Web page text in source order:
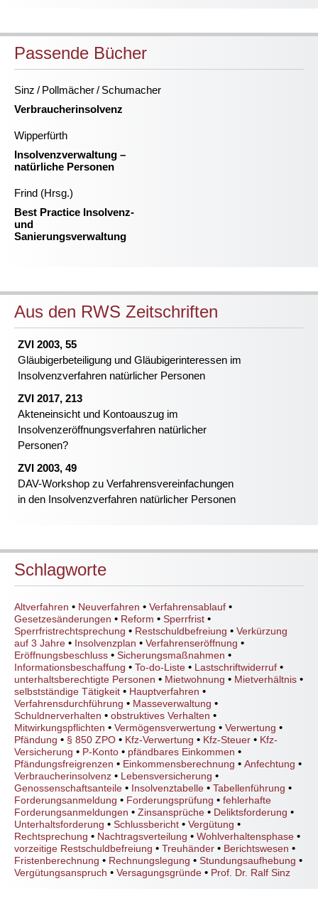
Passende Bücher
Sinz / Pollmächer / Schumacher
Verbraucherinsolvenz
Wipperfürth
Insolvenzverwaltung –
natürliche Personen
Frind (Hrsg.)
Best Practice Insolvenz-
und
Sanierungsverwaltung
Aus den RWS Zeitschriften
ZVI 2003, 55
Gläubigerbeteiligung und Gläubigerinteressen im
Insolvenzverfahren natürlicher Personen
ZVI 2017, 213
Akteneinsicht und Kontoauszug im
Insolvenzeröffnungsverfahren natürlicher
Personen?
ZVI 2003, 49
DAV-Workshop zu Verfahrensvereinfachungen
in den Insolvenzverfahren natürlicher Personen
Schlagworte
Altverfahren • Neuverfahren • Verfahrensablauf •
Gesetzesänderungen • Reform • Sperrfrist •
Sperrfristrechtsprechung • Restschuldbefreiung • Verkürzung
auf 3 Jahre • Insolvenzplan • Verfahrenseröffnung •
Eröffnungsbeschluss • Sicherungsmaßnahmen •
Informationsbeschaffung • To-do-Liste • Lastschriftwiderruf •
unterhaltsberechtigte Personen • Mietwohnung • Mietverhältnis •
selbstständige Tätigkeit • Hauptverfahren •
Verfahrensdurchführung • Masseverwaltung •
Schuldnerverhalten • obstruktives Verhalten •
Mitwirkungspflichten • Vermögensverwertung • Verwertung •
Pfändung • § 850 ZPO • Kfz-Verwertung • Kfz-Steuer • Kfz-
Versicherung • P-Konto • pfändbares Einkommen •
Pfändungsfreigrenzen • Einkommensberechnung • Anfechtung •
Verbraucherinsolvenz • Lebensversicherung •
Genossenschaftsanteile • Insolvenztabelle • Tabellenführung •
Forderungsanmeldung • Forderungsprüfung • fehlerhafte
Forderungsanmeldungen • Zinsansprüche • Deliktsforderung •
Unterhaltsforderung • Schlussbericht • Vergütung •
Rechtsprechung • Nachtragsverteilung • Wohlverhaltensphase •
vorzeitige Restschuldbefreiung • Treuhänder • Berichtswesen •
Fristenberechnung • Rechnungslegung • Stundungsaufhebung •
Vergütungsanspruch • Versagungsgründe • Prof. Dr. Ralf Sinz